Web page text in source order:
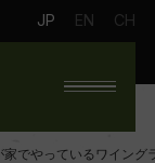
JP EN CH
でやっているワイング